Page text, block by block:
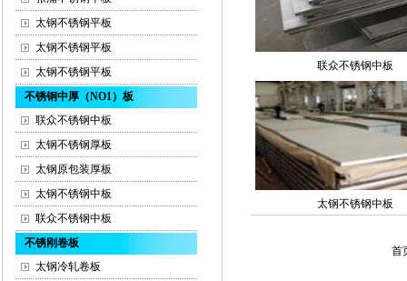
太钢不锈钢平板
太钢不锈钢平板
太钢不锈钢平板
不锈钢中厚（NO1）板
联众不锈钢中板
太钢不锈钢厚板
太钢原包装厚板
太钢不锈钢中板
联众不锈钢中板
不锈刚卷板
太钢冷轧卷板
联众不锈钢中板
太钢不锈钢中板
首